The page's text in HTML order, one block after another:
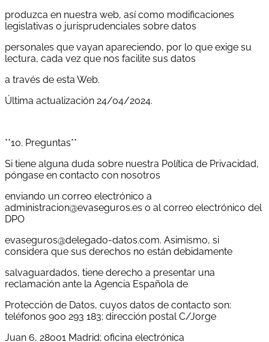
produzca en nuestra web, así como modificaciones
legislativas o jurisprudenciales sobre datos
personales que vayan apareciendo, por lo que exige su
lectura, cada vez que nos facilite sus datos
a través de esta Web.
Última actualización 24/04/2024.
**10. Preguntas**
Si tiene alguna duda sobre nuestra Política de Privacidad,
póngase en contacto con nosotros
enviando un correo electrónico a
administracion@evaseguros.es o al correo electrónico del
DPO
evaseguros@delegado-datos.com. Asimismo, si
considera que sus derechos no están debidamente
salvaguardados, tiene derecho a presentar una
reclamación ante la Agencia Española de
Protección de Datos, cuyos datos de contacto son:
teléfonos 900 293 183; dirección postal C/Jorge
Juan 6, 28001 Madrid; oficina electrónica